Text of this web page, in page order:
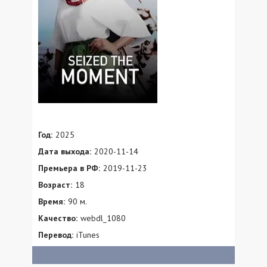
Год: 2025
Дата выхода: 2020-11-14
Премьера в РФ: 2019-11-23
Возраст: 18
Время: 90 м.
Качество: webdl_1080
Перевод: iTunes